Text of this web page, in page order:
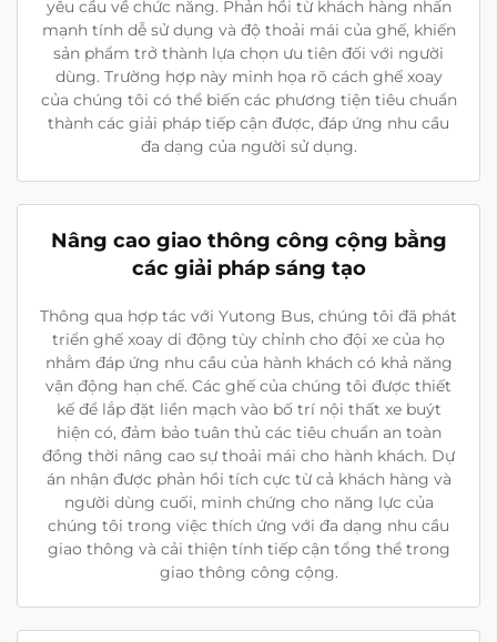
yêu cầu về chức năng. Phản hồi từ khách hàng nhấn
mạnh tính dễ sử dụng và độ thoải mái của ghế, khiến
sản phẩm trở thành lựa chọn ưu tiên đối với người
dùng. Trường hợp này minh họa rõ cách ghế xoay
của chúng tôi có thể biến các phương tiện tiêu chuẩn
thành các giải pháp tiếp cận được, đáp ứng nhu cầu
đa dạng của người sử dụng.
Nâng cao giao thông công cộng bằng
các giải pháp sáng tạo
Thông qua hợp tác với Yutong Bus, chúng tôi đã phát
triển ghế xoay di động tùy chỉnh cho đội xe của họ
nhằm đáp ứng nhu cầu của hành khách có khả năng
vận động hạn chế. Các ghế của chúng tôi được thiết
kế để lắp đặt liền mạch vào bố trí nội thất xe buýt
hiện có, đảm bảo tuân thủ các tiêu chuẩn an toàn
đồng thời nâng cao sự thoải mái cho hành khách. Dự
án nhận được phản hồi tích cực từ cả khách hàng và
người dùng cuối, minh chứng cho năng lực của
chúng tôi trong việc thích ứng với đa dạng nhu cầu
giao thông và cải thiện tính tiếp cận tổng thể trong
giao thông công cộng.